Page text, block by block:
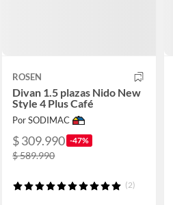
ROSEN
Divan 1.5 plazas Nido New
Style 4 Plus Café
Por SODIMAC
$ 309.990 -47%
$ 589.990
(2)